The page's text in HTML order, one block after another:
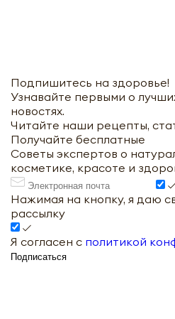
Подпишитесь на здоровье!
Узнавайте первыми о
новостях.
Читайте наши рецепты,
Получайте бесплатные
Советы экспертов о
косметике, красоте и
Нажимая на кнопку, я даю
рассылку
Я согласен с политикой
Подписаться